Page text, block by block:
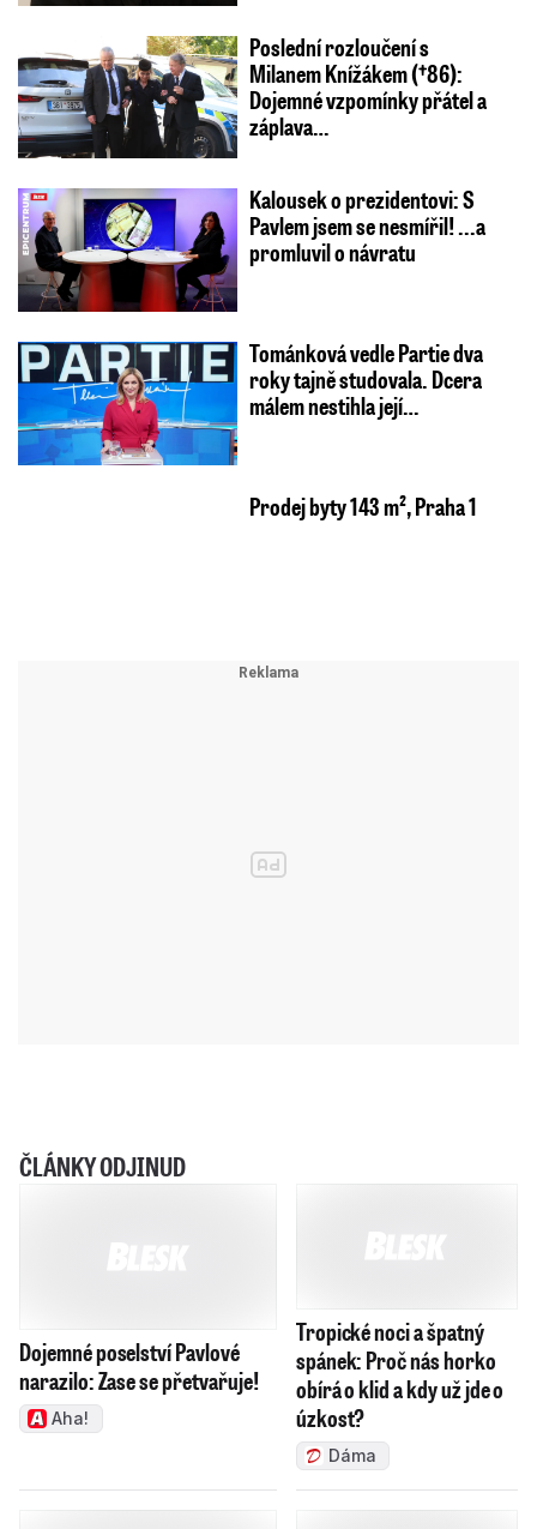
Poslední rozloučení s
Milanem Knížákem (†86):
Dojemné vzpomínky přátel a
záplava…
Kalousek o prezidentovi: S
Pavlem jsem se nesmířil! ...a
promluvil o návratu
Tománková vedle Partie dva
roky tajně studovala. Dcera
málem nestihla její…
Prodej byty 143 m², Praha 1
ČLÁNKY ODJINUD
Dojemné poselství Pavlové
narazilo: Zase se přetvařuje!
Aha!
Tropické noci a špatný
spánek: Proč nás horko
obírá o klid a kdy už jde o
úzkost?
Dáma